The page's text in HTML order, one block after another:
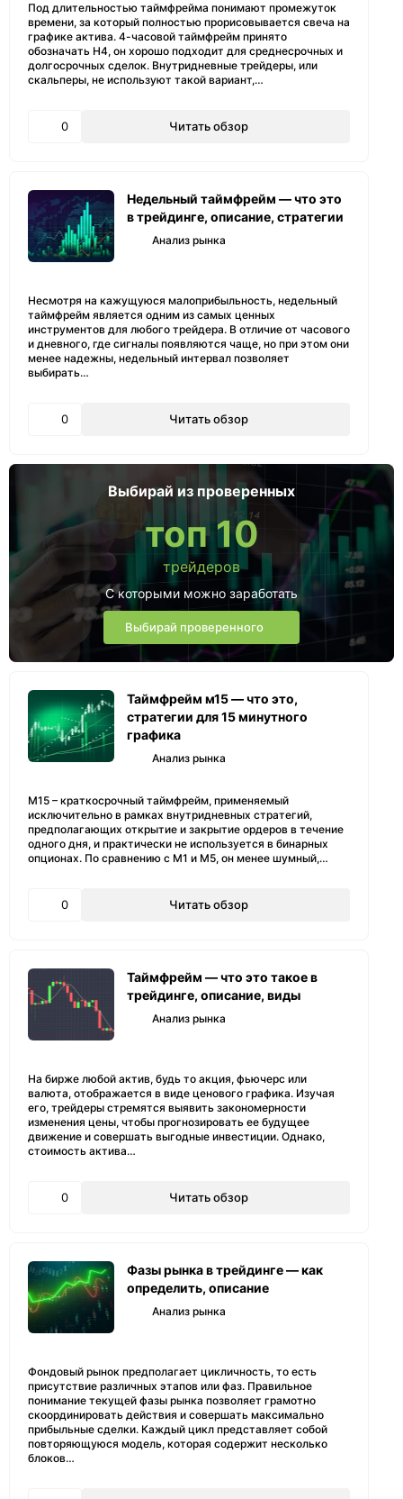
Под длительностью таймфрейма понимают промежуток
времени, за который полностью прорисовывается свеча на
графике актива. 4-часовой таймфрейм принято
обозначать H4, он хорошо подходит для среднесрочных и
долгосрочных сделок. Внутридневные трейдеры, или
скальперы, не используют такой вариант,…
0 Читать обзор
Недельный таймфрейм — что это
в трейдинге, описание, стратегии
Анализ рынка
Несмотря на кажущуюся малоприбыльность, недельный
таймфрейм является одним из самых ценных
инструментов для любого трейдера. В отличие от часового
и дневного, где сигналы появляются чаще, но при этом они
менее надежны, недельный интервал позволяет
выбирать…
0 Читать обзор
Выбирай из проверенных
топ 10
трейдеров
С которыми можно заработать
Выбирай проверенного
Таймфрейм м15 — что это,
стратегии для 15 минутного
графика
Анализ рынка
M15 – краткосрочный таймфрейм, применяемый
исключительно в рамках внутридневных стратегий,
предполагающих открытие и закрытие ордеров в течение
одного дня, и практически не используется в бинарных
опционах. По сравнению с M1 и M5, он менее шумный,…
0 Читать обзор
Таймфрейм — что это такое в
трейдинге, описание, виды
Анализ рынка
На бирже любой актив, будь то акция, фьючерс или
валюта, отображается в виде ценового графика. Изучая
его, трейдеры стремятся выявить закономерности
изменения цены, чтобы прогнозировать ее будущее
движение и совершать выгодные инвестиции. Однако,
стоимость актива…
0 Читать обзор
Фазы рынка в трейдинге — как
определить, описание
Анализ рынка
Фондовый рынок предполагает цикличность, то есть
присутствие различных этапов или фаз. Правильное
понимание текущей фазы рынка позволяет грамотно
скоординировать действия и совершать максимально
прибыльные сделки. Каждый цикл представляет собой
повторяющуюся модель, которая содержит несколько
блоков…